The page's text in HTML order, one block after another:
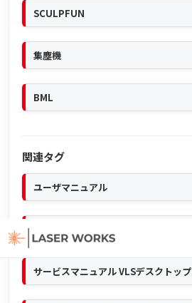
SCULPFUN
集塵機
BML
関連タグ
ユーザマニュアル
サービスマニュアル VLSデスクトップ